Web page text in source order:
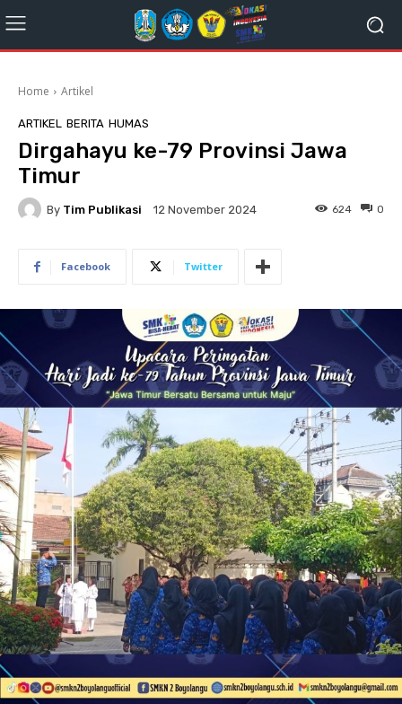
Home Artikel
ARTIKEL BERITA HUMAS
Dirgahayu ke-79 Provinsi Jawa
Timur
By Tim Publikasi 12 November 2024 0
624
Facebook Twitter